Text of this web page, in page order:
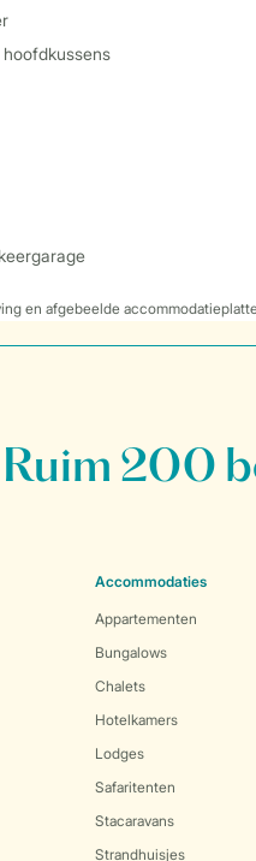
en afgebeelde
Ruim 200
Accommodaties
Appartementen
Bungalows
Chalets
Hotelkamers
Lodges
Safaritenten
Stacaravans
Strandhuisjes